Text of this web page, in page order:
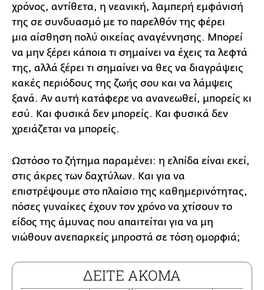
χρόνος, αντίθετα, η νεανική, λαμπερή εμφάνισή
της σε συνδυασμό με το παρελθόν της φέρει
μια αίσθηση πολύ οικείας αναγέννησης. Μπορεί
να μην ξέρει κάποια τι σημαίνει να έχεις τα λεφτά
της, αλλά ξέρει τι σημαίνει να θες να διαγράψεις
κακές περιόδους της ζωής σου και να λάμψεις
ξανά. Αν αυτή κατάφερε να ανανεωθεί, μπορείς κι
εσύ. Και φυσικά δεν μπορείς. Και φυσικά δεν
χρειάζεται να μπορείς.
Ωστόσο το ζήτημα παραμένει: η ελπίδα είναι εκεί,
στις άκρες των δαχτύλων. Και για να
επιστρέψουμε στο πλαίσιο της καθημερινότητας,
πόσες γυναίκες έχουν τον χρόνο να χτίσουν το
είδος της άμυνας που απαιτείται για να μη
νιώθουν ανεπαρκείς μπροστά σε τόση ομορφιά;
ΔΕΙΤΕ ΑΚΟΜΑ